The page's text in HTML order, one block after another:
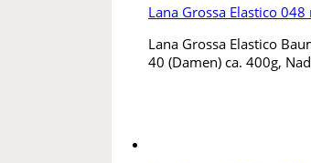
Lana Grossa Elastico 048
Lana Grossa Elastico
40 (Damen) ca. 400g,